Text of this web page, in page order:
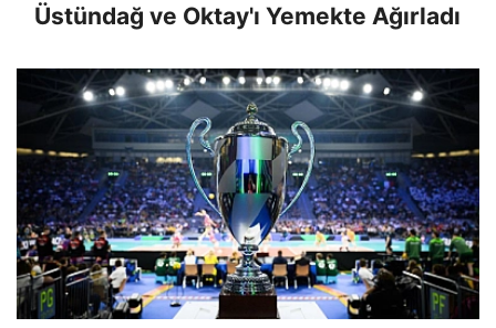
Üstündağ ve Oktay'ı Yemekte Ağırladı